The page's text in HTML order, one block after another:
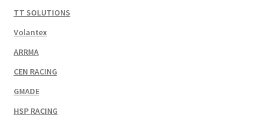
TT SOLUTIONS
Volantex
ARRMA
CEN RACING
GMADE
HSP RACING